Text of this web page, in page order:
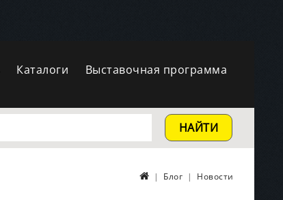
Каталоги Выставочная программа
НАЙТИ
Блог Новости